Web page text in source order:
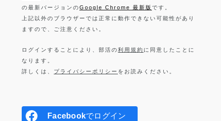
の最新バージョンのGoogle Chrome 最新版 です。
上記以外のブラウザーでは正常に動作できない可能性があり
ますので、ご注意ください。
ログインすることにより、部活の利用規約 に同意したことに
なります。
詳しくは、 プライバシーポリシー をお読みください。
Facebookでログイン